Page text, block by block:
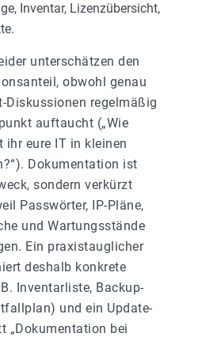
Inventar, Lizenzübersicht,
unterschätzen den
obwohl genau
Diskussionen regelmäßig
auftaucht („Wie
ihr eure IT in kleinen
Dokumentation ist
sondern verkürzt
Passwörter, IP-Pläne,
und Wartungsstände
Ein praxistauglicher
deshalb konkrete
Inventarliste, Backup-
und ein Update-
„Dokumentation bei